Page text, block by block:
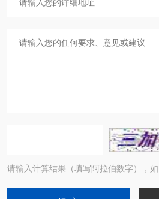
请输入计算结果（填写阿拉伯数字），